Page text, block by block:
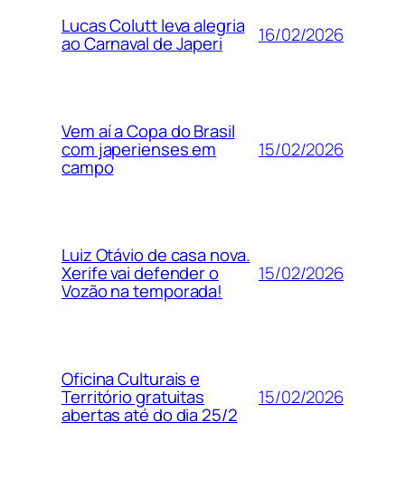
Lucas Colutt leva alegria
ao Carnaval de Japeri 16/02/2026
Vem aí a Copa do Brasil
com japerienses em
campo
15/02/2026
Luiz Otávio de casa nova.
Xerife vai defender o
Vozão na temporada!
15/02/2026
Oficina Culturais e
Território gratuitas
abertas até do dia 25/2
15/02/2026